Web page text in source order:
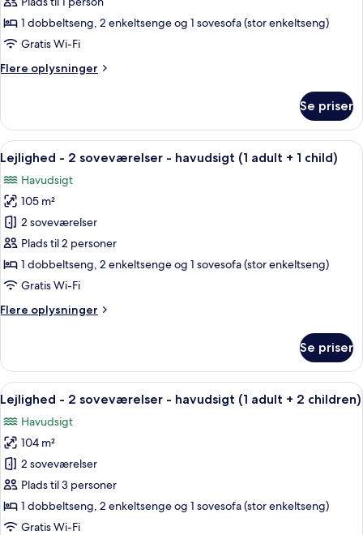
2
soveværelser
havudsigt
1 dobbeltseng, 2 enkeltsenge og 1 sovesofa (stor enkeltseng)
Gratis Wi-Fi
Flere oplysninger
Flere
-
soveværelser
havudsigt
Se priser
Indlæs
alle
billeder
af
Lejlighed
-
2
soveværelser
havudsigt
+
1
child)
2 soveværelser, pengeskab på
10
Lejlighed - 2 soveværelser - havudsigt (1 adult + 1 child)
Havudsigt
105 m²
2 soveværelser
Plads til 2 personer
1 dobbeltseng, 2 enkeltsenge og 1 sovesofa (stor enkeltseng)
Gratis Wi-Fi
Flere oplysninger
Flere
-
soveværelser
havudsigt
(1
adult
+
child)
Se priser
Indlæs
alle
billeder
af
Lejlighed
-
2
soveværelser
2 soveværelser, pengeskab på
10
Lejlighed - 2 soveværelser - havudsigt (1 adult + 2 children)
Havudsigt
104 m²
2 soveværelser
Plads til 3 personer
1 dobbeltseng, 2 enkeltsenge og 1 sovesofa (stor enkeltseng)
Gratis Wi-Fi